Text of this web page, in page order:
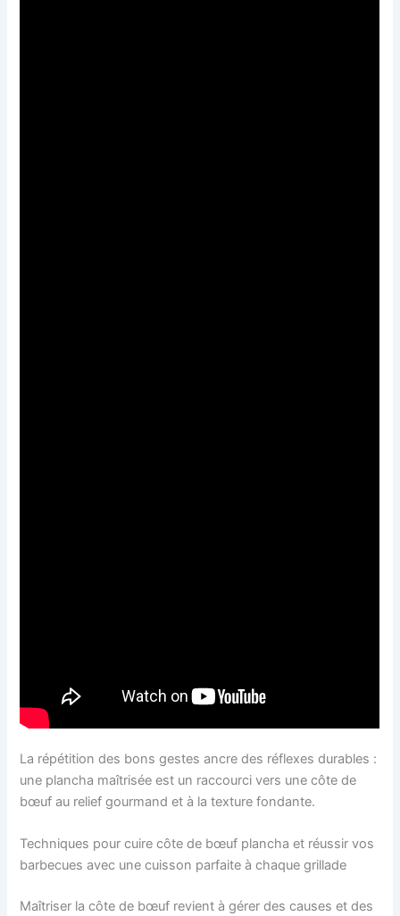
La répétition des bons gestes ancre des réflexes durables :
une plancha maîtrisée est un raccourci vers une côte de
bœuf au relief gourmand et à la texture fondante.
Techniques pour cuire côte de bœuf plancha et réussir vos
barbecues avec une cuisson parfaite à chaque grillade
Maîtriser la côte de bœuf revient à gérer des causes et des